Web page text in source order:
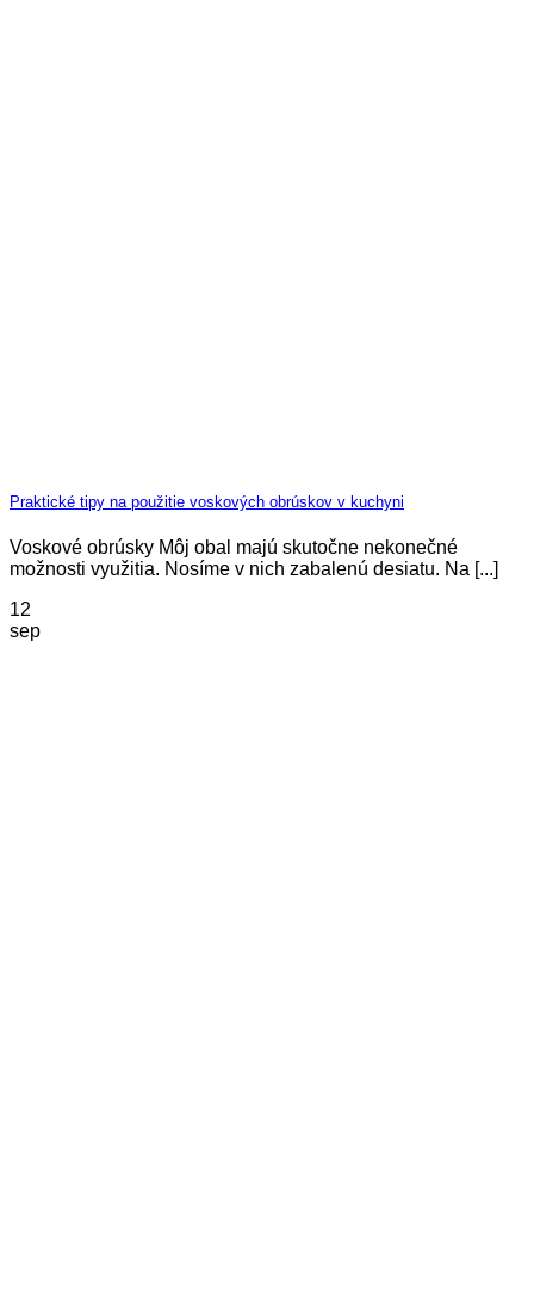
Praktické tipy na použitie voskových obrúskov v kuchyni
Voskové obrúsky Môj obal majú skutočne nekonečné
možnosti využitia. Nosíme v nich zabalenú desiatu. Na [...]
12
sep